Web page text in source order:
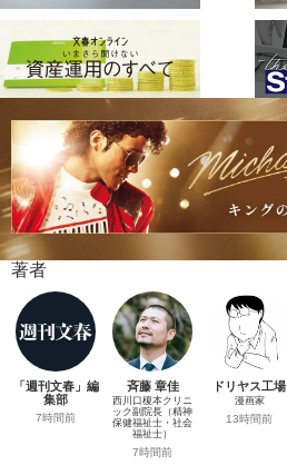
著者
「週刊文春」編
集部
7時間前
斉藤 章佳
西川口榎本クリニ
ック副院長（精神
保健福祉士・社会
福祉士）
7時間前
ドリヤス工場
漫画家
13時間前